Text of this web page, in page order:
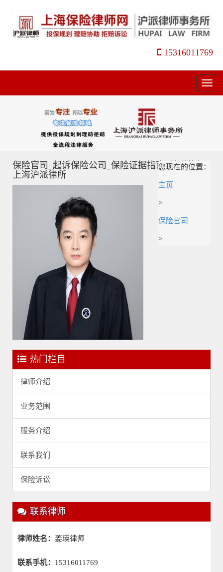
15316011769
菜
单
保险官司_起诉保险公司_保险证据指南_姜瑛律师_
上海沪派律所
您现在的位置：
主页
>
保险官司
>
热门栏目
律师介绍
业务范围
服务介绍
联系我们
保险诉讼
联系律师
律师姓名： 姜瑛律师
联系手机： 15316011769